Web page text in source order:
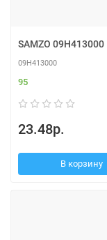
SAMZO 09H413000
09H413000
95
23.48р.
В корзину